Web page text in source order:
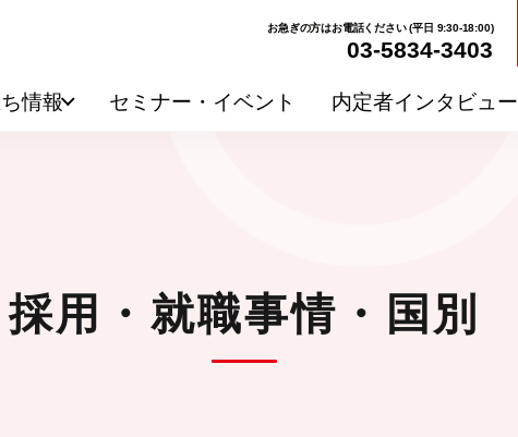
お急ぎの方はお電話ください (平日 9:30-18:00)
03-5834-3403
情報 セミナー・イベント 内定者インタビュー
採用・就職事情・国別